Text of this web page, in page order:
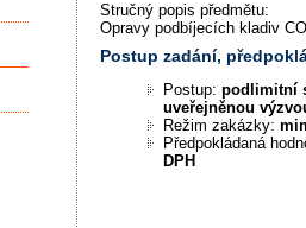
Stručný popis předmětu:
Opravy podbíjecích kladiv
Postup zadání,
Postup:podlimitní
uveřejněnou
Režim zakázky:
Předpokládaná
DPH